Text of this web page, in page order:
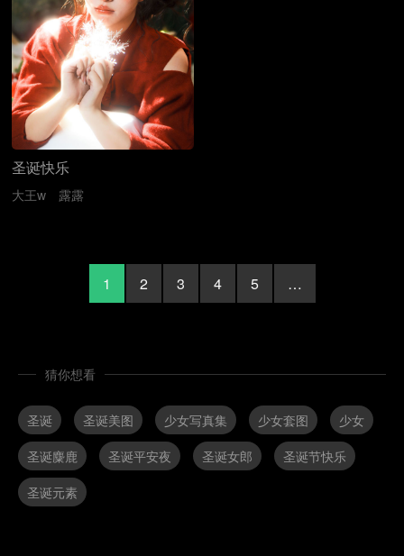
圣诞快乐
大王w 露露
1 2 3 4 5 …
猜你想看
圣诞 圣诞美图 少女写真集 少女套图
少女
圣诞麋鹿
圣诞平安夜 圣诞女郎
圣诞节快乐
圣诞元素